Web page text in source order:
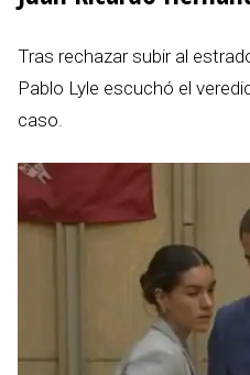
Tras rechazar subir al
Pablo Lyle escuchó el
caso.